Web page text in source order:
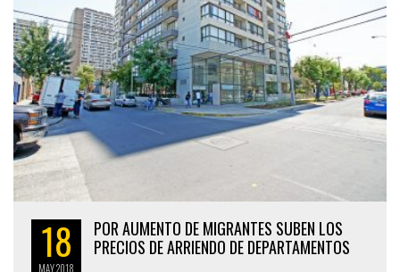
18
MAY2018
POR AUMENTO DE MIGRANTES SUBEN LOS
PRECIOS DE ARRIENDO DE DEPARTAMENTOS